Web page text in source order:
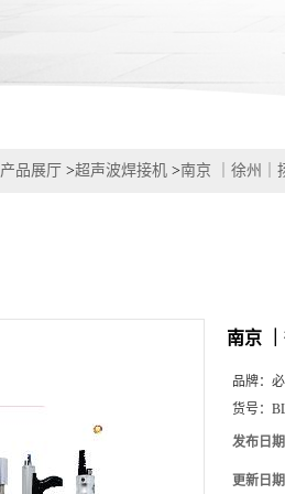
产品展厅 >超声波焊接机 >南京 ｜徐州｜
南京
品牌：
货号：
发布日
更新日